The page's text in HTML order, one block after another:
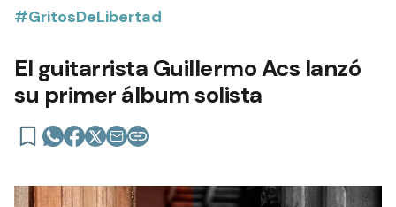
#GritosDeLibertad
El guitarrista Guillermo Acs lanzó
su primer álbum solista